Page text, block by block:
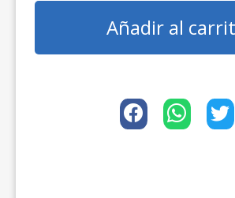
Añadir al